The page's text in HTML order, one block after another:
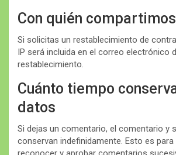
Con quién
Si solicitas un restablecimiento de
IP será incluida en el correo electrónico
restablecimiento.
Cuánto tiempo
datos
Si dejas un comentario, el comentario y
conservan indefinidamente. Esto es